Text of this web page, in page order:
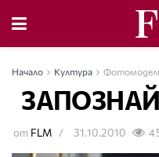
Начало Култура
от FLM 31.10.2010